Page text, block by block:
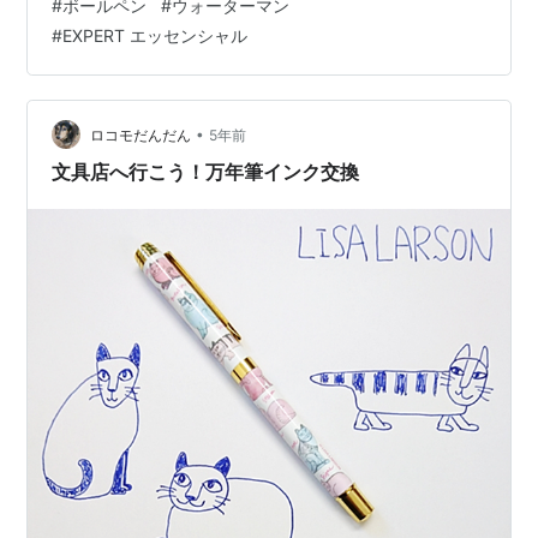
規品は10,000円前後で販売されています。 直輸入品だと
5,000円から7,000円で販売されていることもあるようで
す。 しかし、こうやって改めて見ると、結構傷だらけで
すね。 創業者のルイス・エドソン・ウォーターマンは、
もともと保険の営業マン。…
#ボールペン #ウォーターマン
#EXPERT エッセンシャル
ロコモだんだん • 5年前
文具店へ行こう！万年筆インク交換